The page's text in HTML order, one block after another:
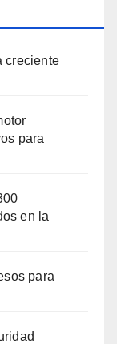
creciente
para
en la
para